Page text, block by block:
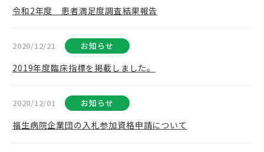
令和2年度 患者満足度調査結果報告
2020/12/21 お知らせ
2019年度臨床指標を掲載しました。
2020/12/01 お知らせ
福生病院企業団の入札参加資格申請について